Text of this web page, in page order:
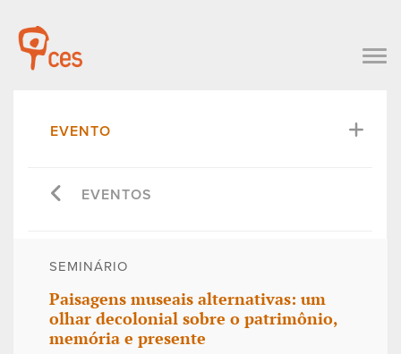
EVENTO
EVENTOS
SEMINÁRIO
Paisagens museais alternativas: um
olhar decolonial sobre o patrimônio,
memória e presente